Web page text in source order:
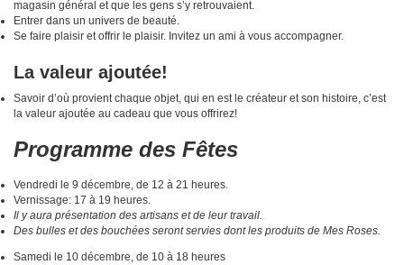
magasin général et que les gens s’y retrouvaient.
Entrer dans un univers de beauté.
Se faire plaisir et offrir le plaisir. Invitez un ami à vous accompagner.
La valeur ajoutée!
Savoir d’où provient chaque objet, qui en est le créateur et son histoire, c’est
la valeur ajoutée au cadeau que vous offrirez!
Programme des Fêtes
Vendredi le 9 décembre, de 12 à 21 heures.
Vernissage: 17 à 19 heures.
Il y aura présentation des artisans et de leur travail.
Des bulles et des bouchées seront servies dont les produits de Mes Roses.
Samedi le 10 décembre, de 10 à 18 heures